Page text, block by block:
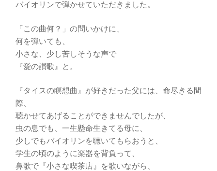
バイオリンで弾かせていただきました。
「この曲何？」の問いかけに、
何を弾いても、
小さな、少し苦しそうな声で
『愛の讃歌』と。
『タイスの瞑想曲』が好きだった父には、命尽きる間
際、
聴かせてあげることができませんでしたが、
虫の息でも、一生懸命生きてる母に、
少しでもバイオリンを聴いてもらおうと、
学生の頃のように楽器を背負って、
鼻歌で『小さな喫茶店』を歌いながら、